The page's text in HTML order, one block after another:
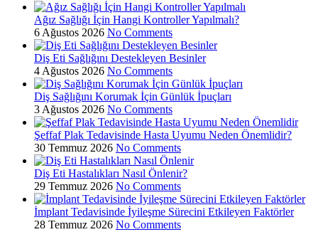
Ağız Sağlığı İçin Hangi Kontroller Yapılmalı?
6 Ağustos 2026 No Comments
Diş Eti Sağlığını Destekleyen Besinler
4 Ağustos 2026 No Comments
Diş Sağlığını Korumak İçin Günlük İpuçları
3 Ağustos 2026 No Comments
Şeffaf Plak Tedavisinde Hasta Uyumu Neden Önemlidir?
30 Temmuz 2026 No Comments
Diş Eti Hastalıkları Nasıl Önlenir?
29 Temmuz 2026 No Comments
İmplant Tedavisinde İyileşme Sürecini Etkileyen Faktörler
28 Temmuz 2026 No Comments